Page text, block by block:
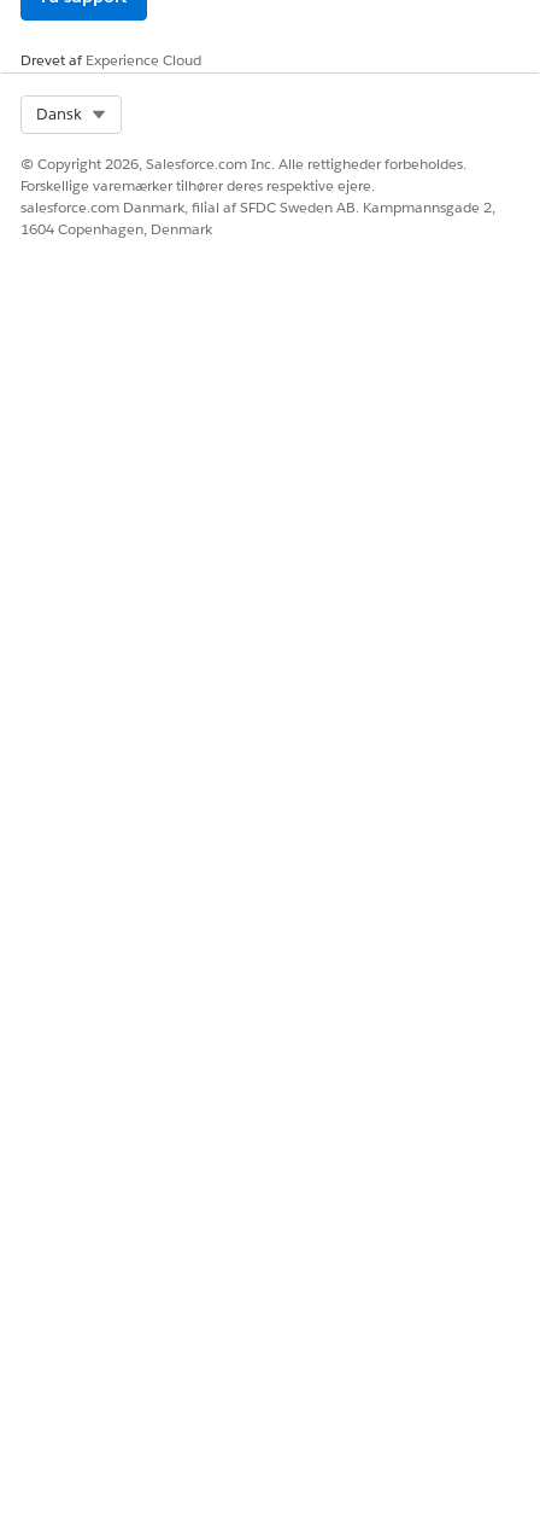
fra eksterne og tredjepartsapps, skal du huske på disse
LØSTE DENNE ARTIKEL DIT PROBLEM?
Giv os besked, så vi kan forbedre os!
Drevet afExperience Cloud
Dansk
© Copyright 2026, Salesforce.com Inc. Alle rettigheder forbeholdes.
Forskellige varemærker tilhører deres respektive ejere.
salesforce.com Danmark, filial af SFDC Sweden AB. Kampmannsgade 2,
1604 Copenhagen, Denmark